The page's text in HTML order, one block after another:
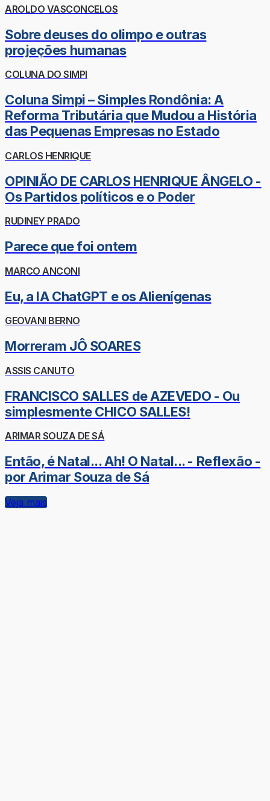
AROLDO VASCONCELOS
Sobre deuses do olimpo e outras
projeções humanas
COLUNA DO SIMPI
Coluna Simpi – Simples Rondônia: A
Reforma Tributária que Mudou a História
das Pequenas Empresas no Estado
CARLOS HENRIQUE
OPINIÃO DE CARLOS HENRIQUE ÂNGELO -
Os Partidos políticos e o Poder
RUDINEY PRADO
Parece que foi ontem
MARCO ANCONI
Eu, a IA ChatGPT e os Alienígenas
GEOVANI BERNO
Morreram JÔ SOARES
ASSIS CANUTO
FRANCISCO SALLES de AZEVEDO - Ou
simplesmente CHICO SALLES!
ARIMAR SOUZA DE SÁ
Então, é Natal... Ah! O Natal... - Reflexão -
por Arimar Souza de Sá
Veja mais